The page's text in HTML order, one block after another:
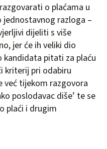
o plaćama u
razloga –
dijeliti s više
jer će ih veliki dio
pitati za plaću
kriterij pri odabiru
već tijekom razgovora
poslodavac diše’ te se
plaći i drugim